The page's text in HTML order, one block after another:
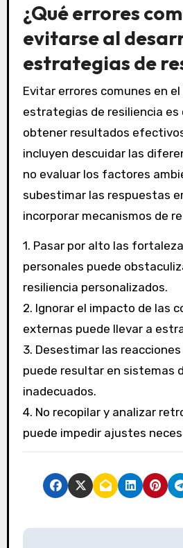
¿Qué errores
evitarse al
estrategias de
Evitar errores comunes en
estrategias de resiliencia es
obtener resultados
incluyen descuidar las
no evaluar los factores
subestimar las respuestas
incorporar mecanismos de
1. Pasar por alto las
personales puede
resiliencia personalizados.
2. Ignorar el impacto de las
externas puede llevar a
3. Desestimar las
puede resultar en sistemas
inadecuados.
4. No recopilar y analizar
puede impedir ajustes
Post navigation